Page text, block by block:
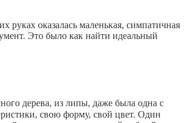
руках оказалась маленькая, симпатичная
Это было как найти идеальный
дерева, из липы, даже была одна с
свою форму, свой цвет. Один